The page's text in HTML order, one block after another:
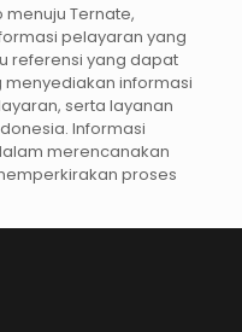
Ternate,
pelayaran yang
referensi yang dapat
menyediakan informasi
serta layanan
Informasi
merencanakan
proses